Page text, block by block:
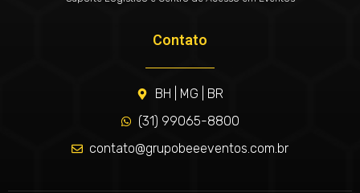
Contato
BH | MG | BR
(31) 99065-8800
contato@grupobeeeventos.com.br